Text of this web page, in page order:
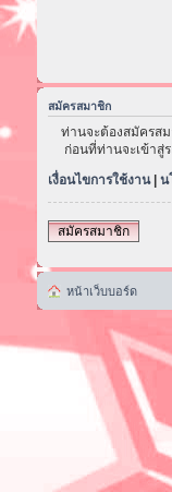
สมัครสมาชิก
ท่านจะต้องสมัครสม
ก่อนที่ท่านจะเข้าสู่ร
เงื่อนไขการใช้งาน| น
สมัครสมาชิก
หน้าเว็บบอร์ด